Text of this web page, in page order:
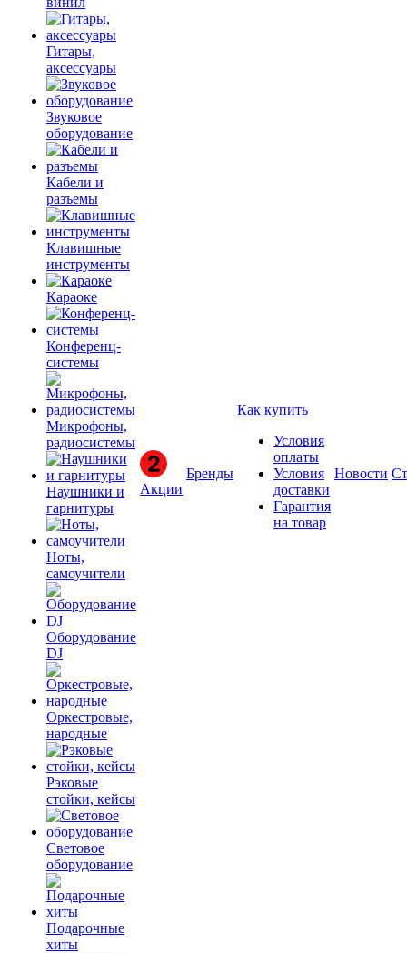
Гитары,
аксессуары
Звуковое
оборудование
Кабели и
разъемы
Клавишные
инструменты
Караоке
Конференц-
системы
Микрофоны,
радиосистемы
Наушники и
гарнитуры
Ноты,
самоучители
Оборудование
DJ
Оркестровые,
народные
Рэковые
стойки, кейсы
Световое
оборудование
Подарочные
хиты
Акции
Бренды
Как купить
Условия
оплаты
Условия
доставки
Гарантия
на товар
Новости